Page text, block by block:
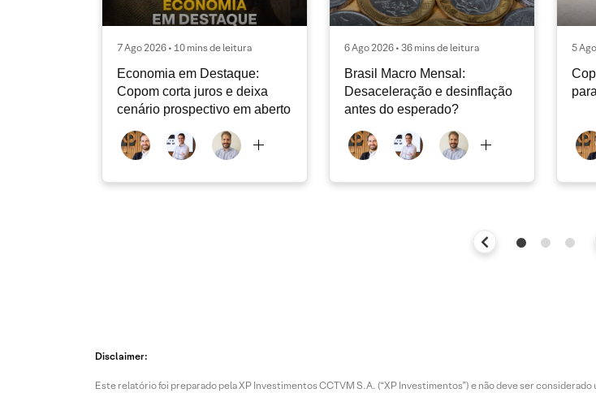
7 Ago 2026 • 10 mins de leitura
Economia em Destaque:
Copom corta juros e deixa
cenário prospectivo em aberto
6 Ago 2026 • 36 mins de leitura
Brasil Macro Mensal:
Desaceleração e desinflação
antes do esperado?
5
Disclaimer:
Este relatório foi preparado pela XP Investimentos CCTVM S.A. (“XP Investimentos”) e não deve ser